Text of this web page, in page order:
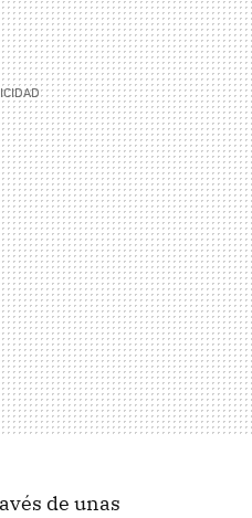
de unas